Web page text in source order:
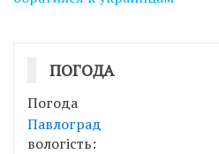
ПОГОДА
Погода
Павлоград
вологість: